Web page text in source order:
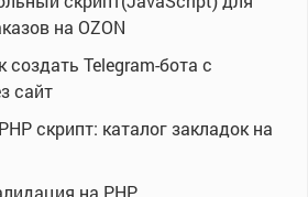
на OZON
создать Telegram-бота с
сайт
PHP скрипт: каталог закладок на
на PHP